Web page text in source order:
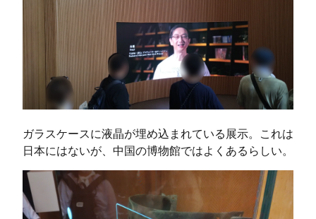
ガラスケースに液晶が埋め込まれている展示。これは
日本にはないが、中国の博物館ではよくあるらしい。